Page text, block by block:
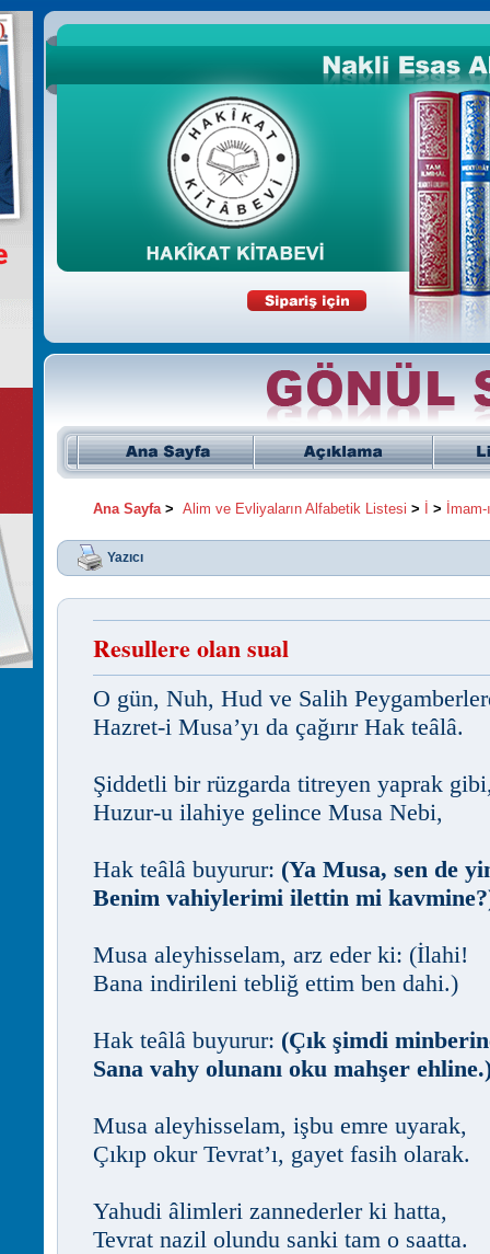
Ana Sayfa> Alim ve Evliyaların Alfabetik Listesi > >
Yazıcı
Resullere olan sual
O gün, Nuh, Hud ve Salih
Hazret-i Musa’yı da çağırır Hak teâlâ.
Şiddetli bir rüzgarda titreyen yaprak
Huzur-u ilahiye gelince Musa Nebi,
Hak teâlâ buyurur: (Ya Musa, sen de
Benim vahiylerimi ilettin mi
Musa aleyhisselam, arz eder ki: (İlahi!
Bana indirileni tebliğ ettim ben dahi.)
Hak teâlâ buyurur: (Çık şimdi
Sana vahy olunanı oku mahşer
Musa aleyhisselam, işbu emre uyarak,
Çıkıp okur Tevrat’ı, gayet fasih olarak.
Yahudi âlimleri zannederler ki hatta,
Tevrat nazil olundu sanki tam o saatta.